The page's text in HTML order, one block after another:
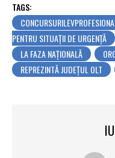
TAGS:
PENTRU SITUAȚII DE URGENȚĂ
LA FAZA NAȚIONALĂ
REPREZINTĂ JUDEȚUL OLT